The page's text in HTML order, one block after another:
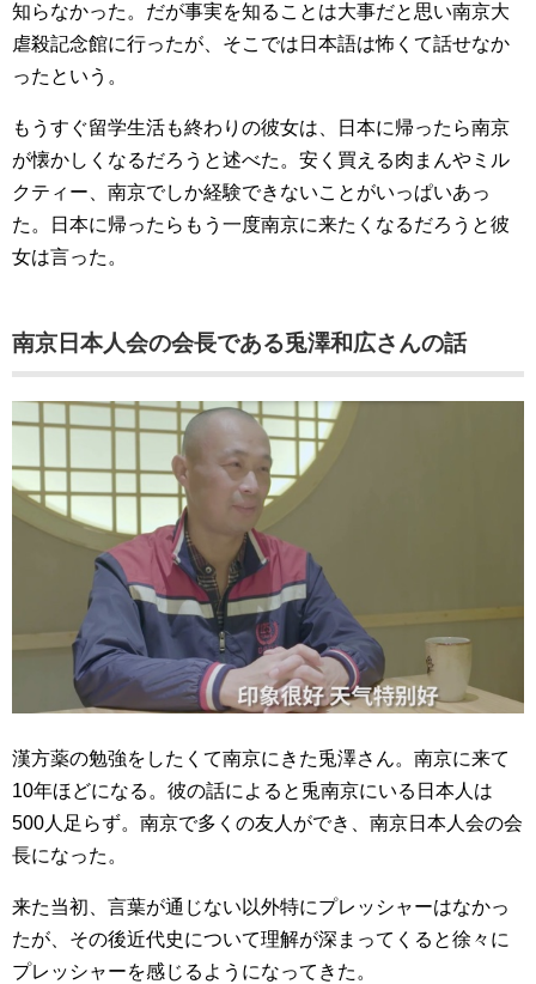
知らなかった。だが事実を知ることは大事だと思い南京大
虐殺記念館に行ったが、そこでは日本語は怖くて話せなか
ったという。
もうすぐ留学生活も終わりの彼女は、日本に帰ったら南京
が懐かしくなるだろうと述べた。安く買える肉まんやミル
クティー、南京でしか経験できないことがいっぱいあっ
た。日本に帰ったらもう一度南京に来たくなるだろうと彼
女は言った。
南京日本人会の会長である兎澤和広さんの話
漢方薬の勉強をしたくて南京にきた兎澤さん。南京に来て
10年ほどになる。彼の話によると兎南京にいる日本人は
500人足らず。南京で多くの友人ができ、南京日本人会の会
長になった。
来た当初、言葉が通じない以外特にプレッシャーはなかっ
たが、その後近代史について理解が深まってくると徐々に
プレッシャーを感じるようになってきた。